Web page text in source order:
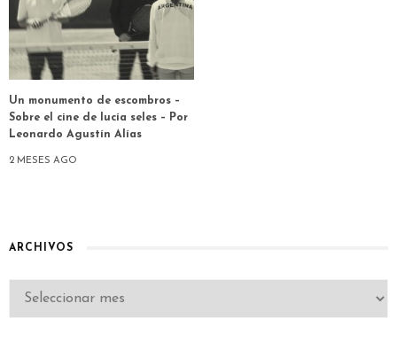
Un monumento de escombros –
Sobre el cine de lucía seles – Por
Leonardo Agustín Alías
2 MESES AGO
ARCHIVOS